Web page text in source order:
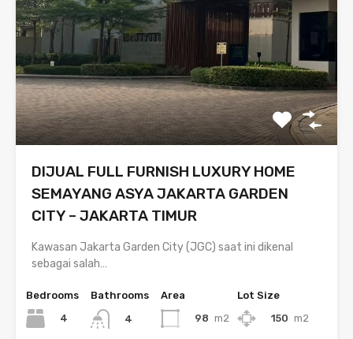
DIJUAL FULL FURNISH LUXURY HOME
SEMAYANG ASYA JAKARTA GARDEN
CITY – JAKARTA TIMUR
Kawasan Jakarta Garden City (JGC) saat ini dikenal
sebagai salah…
Bedrooms
4
Bathrooms
4
Area
98 m2
Lot Size
150 m2